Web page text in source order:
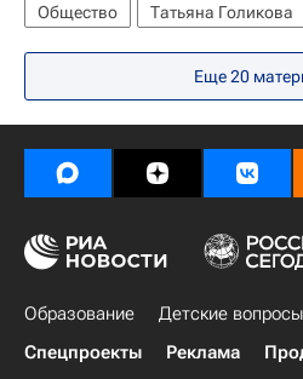
Общество
Татьяна Голикова
СН_Образование
Колледжи
Еще 20
Образование Детские вопросы
Спецпроекты
Реклама